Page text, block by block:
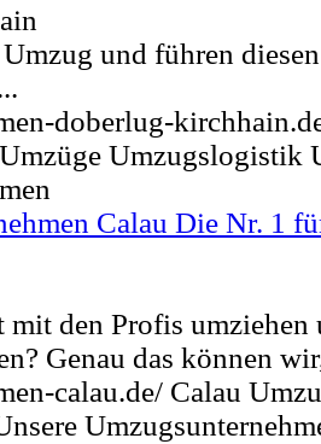
und führen
doberlug-
Umzugslogistik
Calau Die Nr. 1
den Profis umziehen
Genau das können
calau.de/ Calau